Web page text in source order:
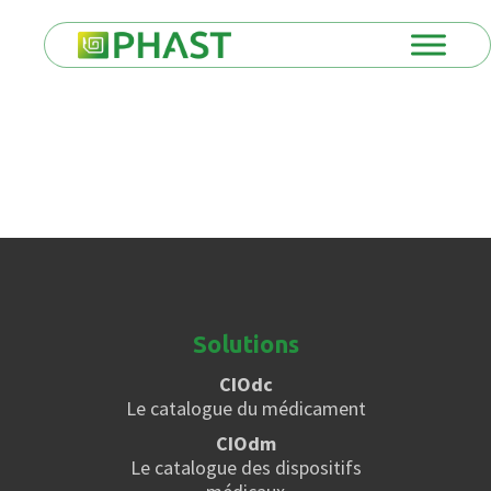
Solutions
CIOdc
Le catalogue du médicament
CIOdm
Le catalogue des dispositifs